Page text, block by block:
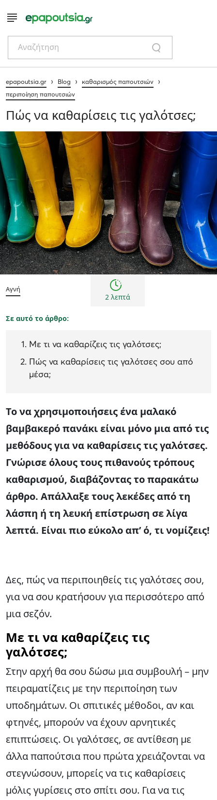
Αναζήτηση
epapoutsia.gr › Blog › καθαρισμός παπουτσιών ›
περιποίηση παπουτσιών
Πώς να καθαρίσεις τις γαλότσες;
καθαρισμός παπουτσιών περιποίηση παπουτσιών
Αγνή
2 λεπτά
Σε αυτό το άρθρο:
Με τι να καθαρίζεις τις γαλότσες;
Πώς να καθαρίσεις τις γαλότσες σου από
μέσα;
Το να χρησιμοποιήσεις ένα μαλακό
βαμβακερό πανάκι είναι μόνο μια από τις
μεθόδους για να καθαρίσεις τις γαλότσες.
Γνώρισε όλους τους πιθανούς τρόπους
καθαρισμού, διαβάζοντας το παρακάτω
άρθρο. Απάλλαξε τους λεκέδες από τη
λάσπη ή τη λευκή επίστρωση σε λίγα
λεπτά. Είναι πιο εύκολο απ’ ό, τι νομίζεις!
Δες, πώς να περιποιηθείς τις γαλότσες σου,
για να σου κρατήσουν για περισσότερο από
μια σεζόν.
Με τι να καθαρίζεις τις
γαλότσες;
Στην αρχή θα σου δώσω μια συμβουλή – μην
πειραματίζεις με την περιποίηση των
υποδημάτων. Οι σπιτικές μέθοδοι, αν και
φτηνές, μπορούν να έχουν αρνητικές
επιπτώσεις. Οι γαλότσες, σε αντίθεση με
άλλα παπούτσια που πρώτα χρειάζονται να
στεγνώσουν, μπορείς να τις καθαρίσεις
μόλις γυρίσεις στο σπίτι σου. Για να τις